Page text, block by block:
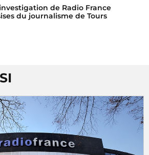
de Radio France
du journalisme de Tours